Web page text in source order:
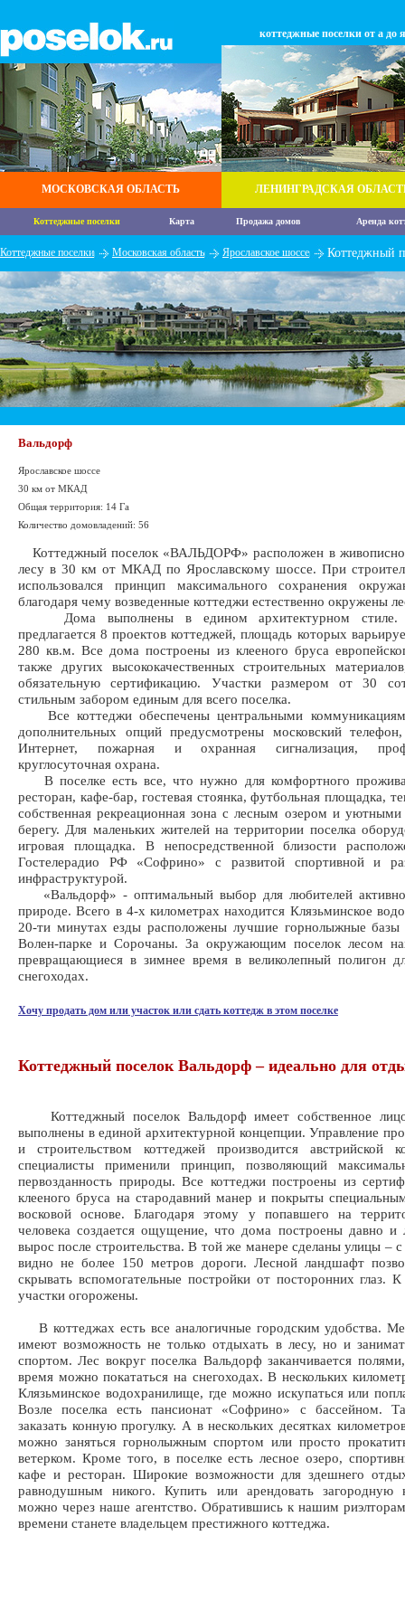
МОСКОВСКАЯ ОБЛАСТЬ
коттеджные поселки от а до я
ЛЕНИНГРАДСКАЯ
Коттеджные поселки Карта Продажа домов Аренда
Коттеджные поселки Московская область Ярославское шоссе Коттеджный
Вальдорф
Ярославское шоссе
30 км от МКАД
Общая территория: 14 Га
Количество домовладений: 56
Коттеджный поселок «ВАЛЬДОРФ» расположен в
лесу в 30 км от МКАД по Ярославскому шоссе. При
использовался принцип максимального сохранения
благодаря чему возведенные коттеджи естественно окружены
Дома выполнены в едином архитектурном стиле.
предлагается 8 проектов коттеджей, площадь которых
280 кв.м. Все дома построены из клееного бруса
также других высококачественных строительных
обязательную сертификацию. Участки размером от 30
стильным забором единым для всего поселка.
Все коттеджи обеспечены центральными
дополнительных опций предусмотрены московский телефон,
Интернет, пожарная и охранная сигнализация,
круглосуточная охрана.
В поселке есть все, что нужно для комфортного
ресторан, кафе-бар, гостевая стоянка, футбольная площадка,
собственная рекреационная зона с лесным озером и
берегу. Для маленьких жителей на территории поселка
игровая площадка. В непосредственной близости
Гостелерадио РФ «Софрино» с развитой спортивной и
инфраструктурой.
«Вальдорф» - оптимальный выбор для любителей
природе. Всего в 4-х километрах находится Клязьминское
20-ти минутах езды расположены лучшие горнолыжные базы
Волен-парке и Сорочаны. За окружающим поселок лесом
превращающиеся в зимнее время в великолепный полигон
снегоходах.
Хочу продать дом или участок или сдать коттедж в этом поселке
Коттеджный поселок Вальдорф – идеально для
Коттеджный поселок Вальдорф имеет собственное
выполнены в единой архитектурной концепции. Управление
и строительством коттеджей производится австрийской
специалисты применили принцип, позволяющий
первозданность природы. Все коттеджи построены из
клееного бруса на стародавний манер и покрыты
восковой основе. Благодаря этому у попавшего на
человека создается ощущение, что дома построены давно и
вырос после строительства. В той же манере сделаны улицы –
видно не более 150 метров дороги. Лесной ландшафт
скрывать вспомогательные постройки от посторонних глаз.
участки огорожены.
В коттеджах есть все аналогичные городским удобства.
имеют возможность не только отдыхать в лесу, но и
спортом. Лес вокруг поселка Вальдорф заканчивается
время можно покататься на снегоходах. В нескольких
Клязьминское водохранилище, где можно искупаться или
Возле поселка есть пансионат «Софрино» с бассейном.
заказать конную прогулку. А в нескольких десятках
можно заняться горнолыжным спортом или просто
ветерком. Кроме того, в поселке есть лесное озеро,
кафе и ресторан. Широкие возможности для здешнего
равнодушным никого. Купить или арендовать загородную
можно через наше агентство. Обратившись к нашим
времени станете владельцем престижного коттеджа.